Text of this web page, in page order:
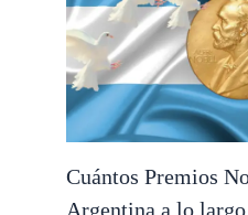
Cuántos Premios
Argentina a lo